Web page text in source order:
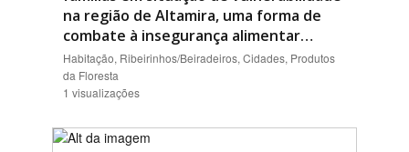
na região de Altamira, uma forma de
combate à insegurança alimentar…
Habitação, Ribeirinhos/Beiradeiros, Cidades, Produtos
da Floresta
1 visualizações